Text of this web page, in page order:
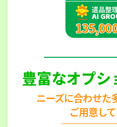
豊富なオプ
ニーズに合わせた
ご用意して